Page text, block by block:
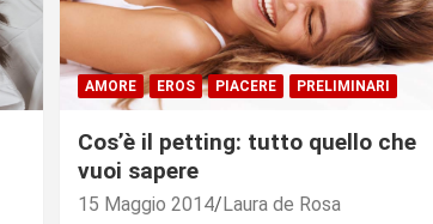
AMORE EROS PIACERE PRELIMINARI
Cos’è il petting: tutto quello che
vuoi sapere
15 Maggio 2014 Laura de Rosa